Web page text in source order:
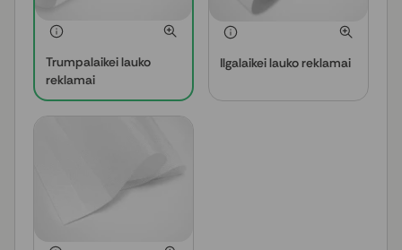
Trumpalaikei lauko
reklamai
Ilgalaikei lauko reklamai